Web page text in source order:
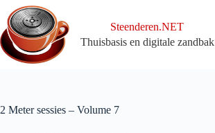
naar
de
inhoud
Steenderen.NET
Thuisbasis en digitale zandbak
2 Meter sessies – Volume 7